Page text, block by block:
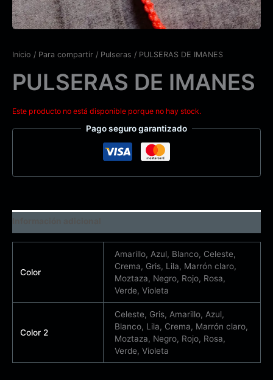
Inicio / Para compartir / Pulseras / PULSERAS DE IMANES
PULSERAS DE IMANES
Este producto no está disponible porque no hay stock.
Pago seguro garantizado
Color
Amarillo, Azul, Blanco, Celeste,
Crema, Gris, Lila, Marrón claro,
Moztaza, Negro, Rojo, Rosa,
Verde, Violeta
Color 2
Celeste, Gris, Amarillo, Azul,
Blanco, Lila, Crema, Marrón claro,
Moztaza, Negro, Rojo, Rosa,
Verde, Violeta